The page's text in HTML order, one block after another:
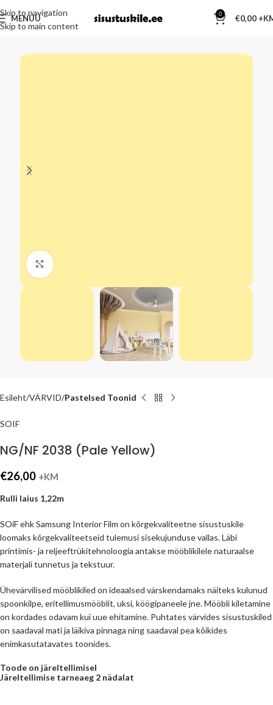
Skip to navigation
Skip to main content
MENÜÜ 0 €0,00
Kliki suurendamiseks
Esileht VÄRVID Pastelsed Toonid
SOIF
NG/NF 2038 (Pale Yellow)
€26,00 +KM
Rulli laius 1,22m
SOiF ehk Samsung Interior Film on kõrgekvaliteetne sisustuskile
loomaks kõrgekvaliteetseid tulemusi sisekujunduse vallas. Läbi
printimis- ja reljeeftrükitehnoloogia antakse mööblikilele naturaalse
materjali tunnetus ja tekstuur.
Ühevärvilised mööblikiled on ideaalsed värskendamaks näiteks kulunud
spoonkilpe, eritellimusmööblit, uksi, köögipaneele jne. Mööbli kiletamine
on kordades odavam kui uue ehitamine. Puhtates värvides sisustuskiled
on saadaval mati ja läikiva pinnaga ning saadaval pea kõikides
enimkasutatavates toonides.
Toode on järeltellimisel
Järeltellimise tarneaeg 2 nädalat